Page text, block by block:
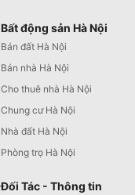
Bất động sản Hà Nội
Bán đất Hà Nội
Bán nhà Hà Nội
Cho thuê nhà Hà Nội
Chung cư Hà Nội
Nhà đất Hà Nội
Phòng trọ Hà Nội
Đối Tác - Thông tin